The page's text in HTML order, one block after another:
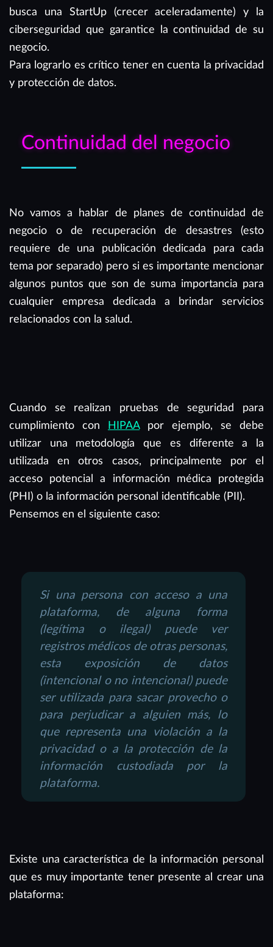
busca una StartUp (crecer aceleradamente) y la
ciberseguridad que garantice la continuidad de su
negocio.
Para lograrlo es crítico tener en cuenta la privacidad
y protección de datos.
Continuidad del negocio
No vamos a hablar de planes de continuidad de
negocio o de recuperación de desastres (esto
requiere de una publicación dedicada para cada
tema por separado) pero si es importante mencionar
algunos puntos que son de suma importancia para
cualquier empresa dedicada a brindar servicios
relacionados con la salud.
Cuando se realizan pruebas de seguridad para
cumplimiento con
HIPAApor ejemplo, se debe
utilizar una metodología que es diferente a la
utilizada en otros casos, principalmente por el
acceso potencial a información médica protegida
(PHI) o la información personal identificable (PII).
Pensemos en el siguiente caso:
Si una persona con acceso a una
plataforma, de alguna forma
(legítima o ilegal) puede ver
registros médicos de otras personas,
esta exposición de datos
(intencional o no intencional) puede
ser utilizada para sacar provecho o
para perjudicar a alguien más, lo
que representa una violación a la
privacidad o a la protección de la
información custodiada por la
plataforma.
Existe una característica de la información personal
que es muy importante tener presente al crear una
plataforma: